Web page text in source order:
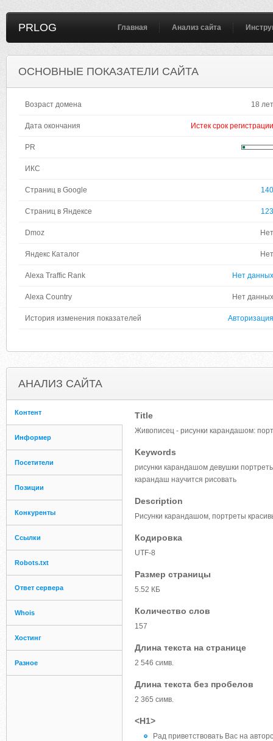
PRLOG Главная Анализ сайта
ОСНОВНЫЕ ПОКАЗАТЕЛИ САЙТА
Возраст домена 18 лет
Дата окончания Истек срок регистрации
PR
ИКС
Страниц в Google 140
Страниц в Яндексе 123
Dmoz Нет
Яндекс Каталог Нет
Alexa Traffic Rank Нет данных
Alexa Country Нет данных
История изменения показателей Авторизация
АНАЛИЗ САЙТА
Контент
Информер
Посетители
Позиции
Конкуренты
Ссылки
Robots.txt
Ответ сервера
Whois
Хостинг
Разное
Title
Живописец - рисунки карандашом:
Keywords
рисунки карандашом девушки
карандаш научится рисовать
Description
Рисунки карандашом, портреты
Кодировка
UTF-8
Размер страницы
5.52 КБ
Количество слов
157
Длина текста на странице
2 546 симв.
Длина текста без пробелов
2 365 симв.
<H1>
Рад приветствовать Вас на